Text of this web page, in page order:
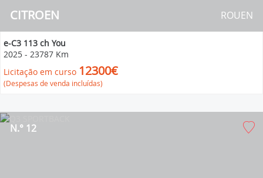
CITROEN ROUEN
e-C3 113 ch You
2025 - 23787 Km
Licitação em curso 12300€
(Despesas de venda incluídas)
N.° 12